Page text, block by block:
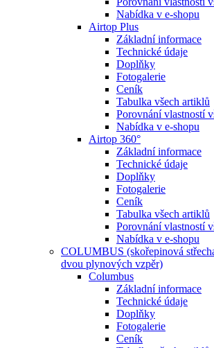
Nabídka v e-shopu
Airtop Plus
Základní informace
Technické údaje
Doplňky
Fotogalerie
Ceník
Tabulka všech artiklů
Porovnání vlastností
Nabídka v e-shopu
Airtop 360°
Základní informace
Technické údaje
Doplňky
Fotogalerie
Ceník
Tabulka všech artiklů
Porovnání vlastností
Nabídka v e-shopu
COLUMBUS (skořepinová
dvou plynových vzpěr)
Columbus
Základní informace
Technické údaje
Doplňky
Fotogalerie
Ceník